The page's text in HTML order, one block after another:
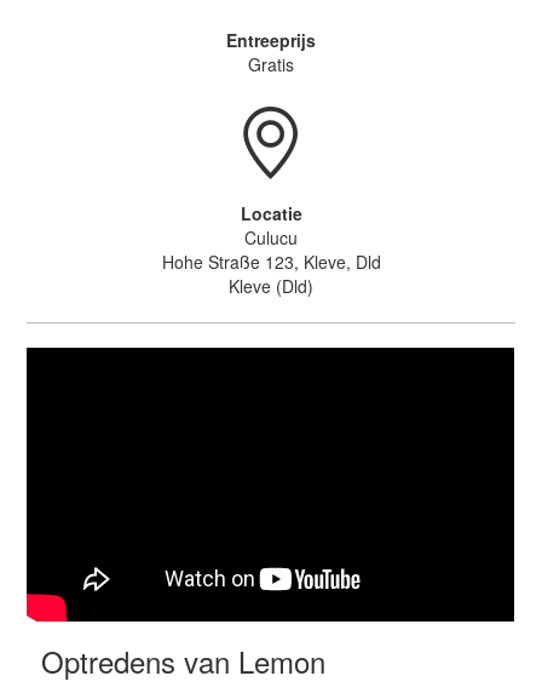
Entreeprijs
Gratis
Locatie
Culucu
Hohe Straße 123, Kleve, Dld
Kleve (Dld)
Optredens van Lemon